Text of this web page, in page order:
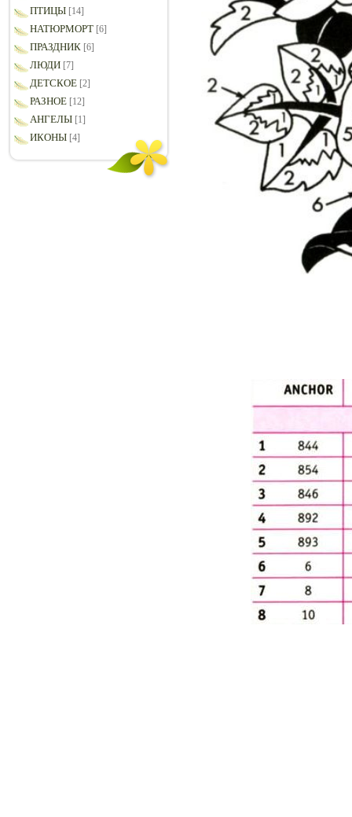
ПТИЦЫ [14]
НАТЮРМОРТ [6]
ПРАЗДНИК [6]
ЛЮДИ [7]
ДЕТСКОЕ [2]
РАЗНОЕ [12]
АНГЕЛЫ [1]
ИКОНЫ [4]